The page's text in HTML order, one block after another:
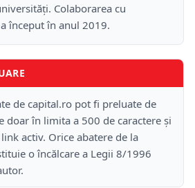
Colaborarea cu
început în anul 2019.
de capital.ro pot fi preluate de
doar în limita a 500 de caractere și
activ. Orice abatere de la
o încălcare a Legii 8/1996